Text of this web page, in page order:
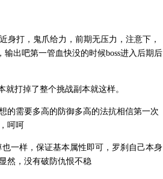
打，鬼爪给力，前期无压力，注意下，
出吧第一管血快没的时候boss进入后期后
打掉了整个挑战副本就这样。
需要多高的防御多高的法抗相信第一次
呵呵
一样，保证基本属性即可，罗刹自己本身
然，没有破防仇恨不稳